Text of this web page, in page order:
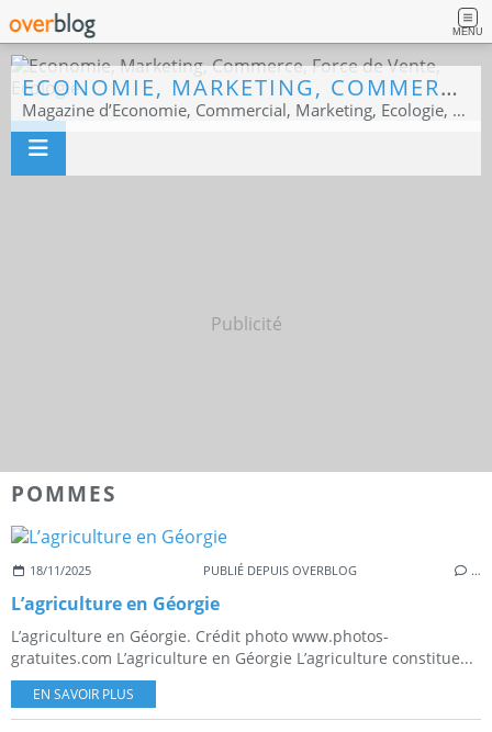
MENU
ECONOMIE, MARKETING, COMMERCE, FORCE DE VENTE, ECOLOGIE
Magazine d’Economie, Commercial, Marketing, Ecologie, Sport business
Publicité
POMMES
18/11/2025 PUBLIÉ DEPUIS OVERBLOG …
L’agriculture en Géorgie
L’agriculture en Géorgie. Crédit photo www.photos-
gratuites.com L’agriculture en Géorgie L’agriculture constitue...
EN SAVOIR PLUS